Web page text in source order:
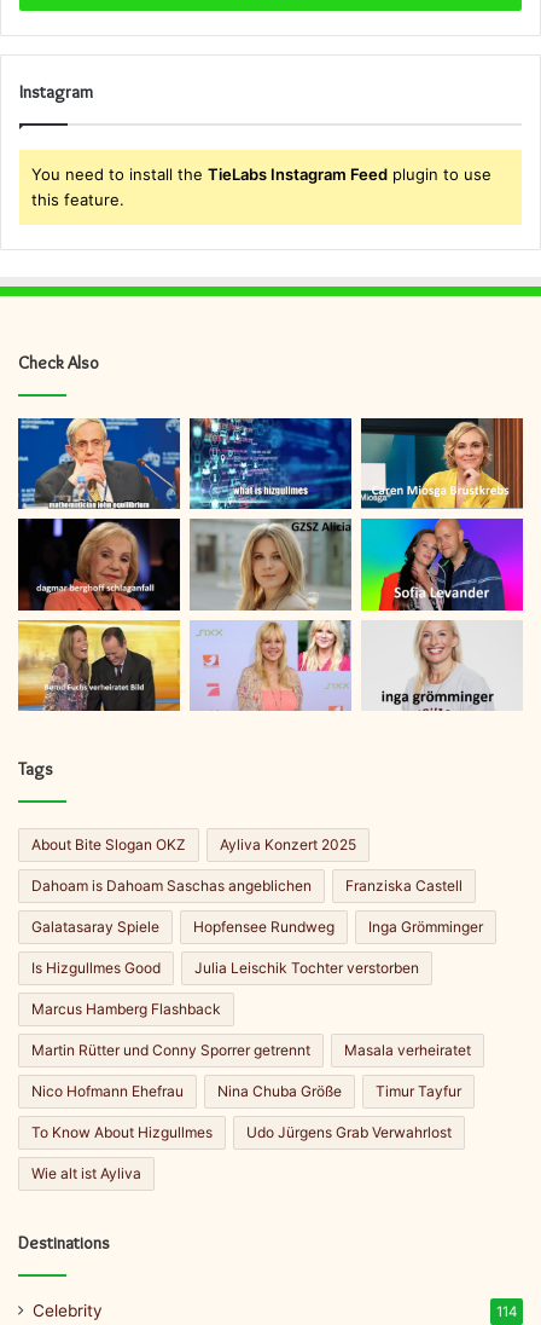
Instagram
You need to install the TieLabs Instagram Feed plugin to use
this feature.
Check Also
Tags
About Bite Slogan OKZ Ayliva Konzert 2025
Dahoam is Dahoam Saschas angeblichen Franziska Castell
Galatasaray Spiele Hopfensee Rundweg Inga Grömminger
Is Hizgullmes Good Julia Leischik Tochter verstorben
Marcus Hamberg Flashback
Martin Rütter und Conny Sporrer getrennt Masala verheiratet
Nico Hofmann Ehefrau Nina Chuba Größe Timur Tayfur
To Know About Hizgullmes Udo Jürgens Grab Verwahrlost
Wie alt ist Ayliva
Destinations
Celebrity 114